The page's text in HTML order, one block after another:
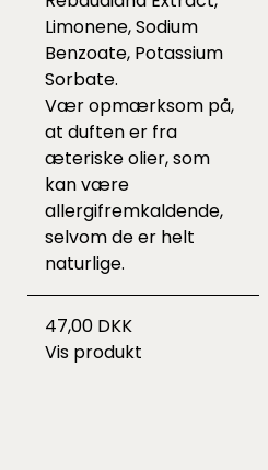
Limonene, Sodium
Benzoate, Potassium
Sorbate.
Vær opmærksom på,
at duften er fra
æteriske olier, som
kan være
allergifremkaldende,
selvom de er helt
naturlige.
47,00 DKK
Vis produkt